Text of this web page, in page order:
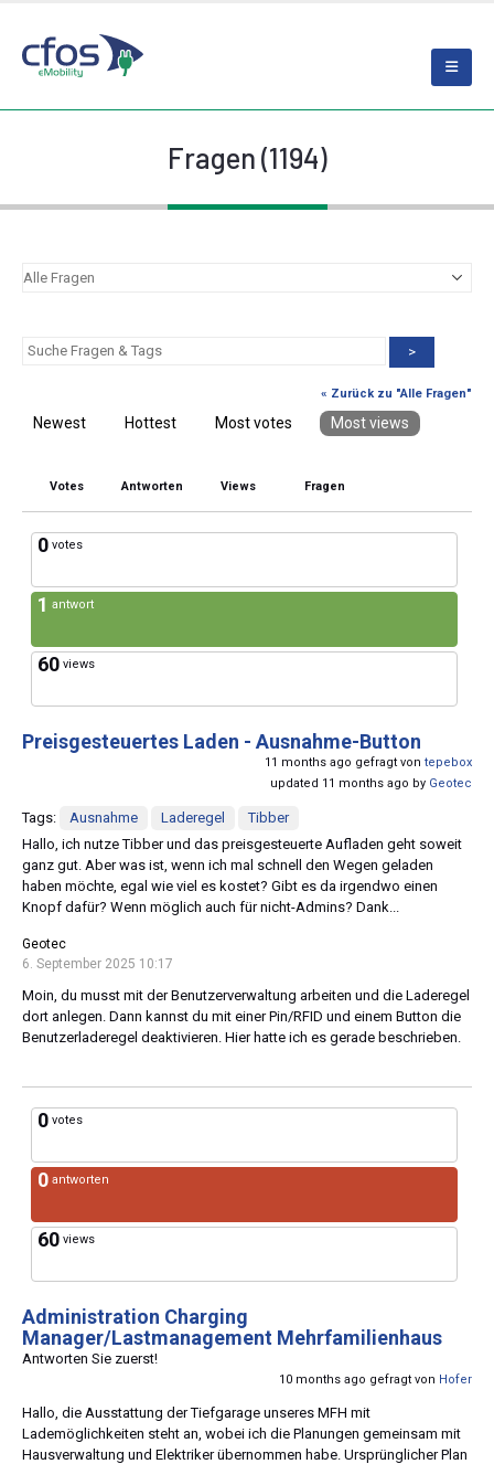
Fragen (1194)
>
« Zurück zu "Alle Fragen"
Newest Hottest Most votes Most views
Votes Antworten Views Fragen
0 votes
1 antwort
60 views
Preisgesteuertes Laden - Ausnahme-Button
11 months ago gefragt von tepebox
updated 11 months ago by Geotec
Tags: Ausnahme Laderegel
Tibber
Hallo, ich nutze Tibber und das preisgesteuerte Aufladen geht soweit
ganz gut. Aber was ist, wenn ich mal schnell den Wegen geladen
haben möchte, egal wie viel es kostet? Gibt es da irgendwo einen
Knopf dafür? Wenn möglich auch für nicht-Admins? Dank...
Geotec
6. September 2025 10:17
Moin, du musst mit der Benutzerverwaltung arbeiten und die Laderegel
dort anlegen. Dann kannst du mit einer Pin/RFID und einem Button die
Benutzerladeregel deaktivieren. Hier hatte ich es gerade beschrieben.
0 votes
0 antworten
60 views
Administration Charging
Manager/Lastmanagement Mehrfamilienhaus
Antworten Sie zuerst!
10 months ago gefragt von Hofer
Hallo, die Ausstattung der Tiefgarage unseres MFH mit
Lademöglichkeiten steht an, wobei ich die Planungen gemeinsam mit
Hausverwaltung und Elektriker übernommen habe. Ursprünglicher Plan